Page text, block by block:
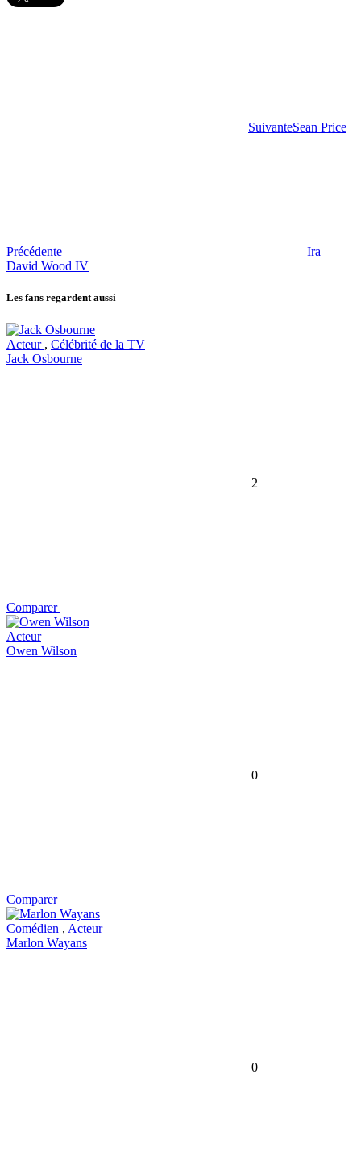
SuivanteSean Price
Précédente
Ira
David Wood IV
Les fans regardent aussi
Acteur , Célébrité de la TV
Jack Osbourne
2
Comparer
Acteur
Owen Wilson
0
Comparer
Comédien , Acteur
Marlon Wayans
0